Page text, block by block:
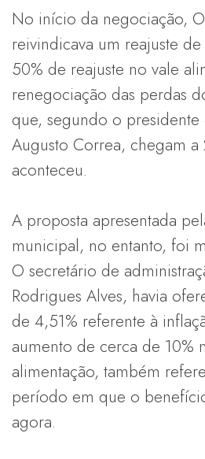
No início da negociação, O
reivindicava um reajuste
50% de reajuste no vale
renegociação das perdas
que, segundo o
Augusto Correa, chegam a
aconteceu.
A proposta apresentada
municipal, no entanto, foi
O secretário de
Rodrigues Alves, havia
de 4,51% referente à
aumento de cerca de 10%
alimentação, também
período em que o
agora.